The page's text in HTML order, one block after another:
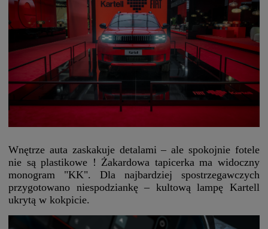
Wnętrze auta zaskakuje detalami – ale spokojnie fotele
nie są plastikowe ! Żakardowa tapicerka ma widoczny
monogram "KK". Dla najbardziej spostrzegawczych
przygotowano niespodziankę – kultową lampę Kartell
ukrytą w kokpicie.